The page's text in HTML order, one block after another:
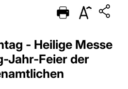
PORTUGUÊS
ESPAÑOL
DEUTSCH
- Heilige Messe
Jahr-Feier der